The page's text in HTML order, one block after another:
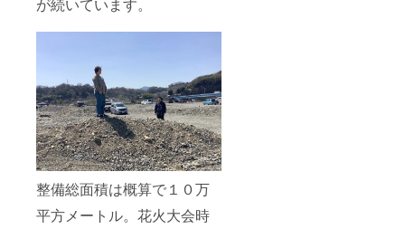
整備総面積は概算で１０万
平方メートル。花火大会時